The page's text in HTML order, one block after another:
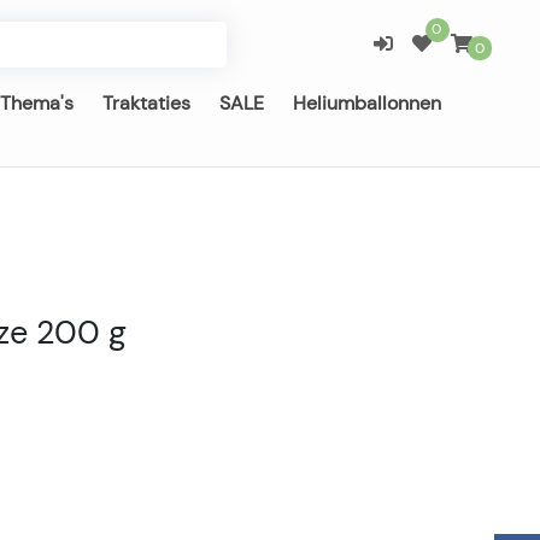
0
0
Thema's Traktaties SALE
Heliumballonnen
200 g